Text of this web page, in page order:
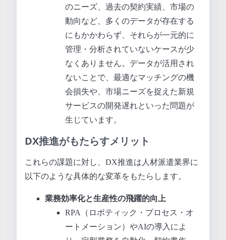
のニーズ、過去の契約実績、市場の
動向など、多くのデータが存在する
にもかかわらず、それらが一元的に
管理・分析されていないケースが少
なくありません。データが活用され
ないことで、最適なマッチングの機
会損失や、市場ニーズを捉えた新規
サービスの開発遅れといった問題が
生じています。
DX推進がもたらすメリット
これらの課題に対し、DX推進は人材派遣業界に
以下のような具体的な変革をもたらします。
業務効率化と生産性の飛躍的向上
RPA（ロボティック・プロセス・オ
ートメーション）やAIの導入によ